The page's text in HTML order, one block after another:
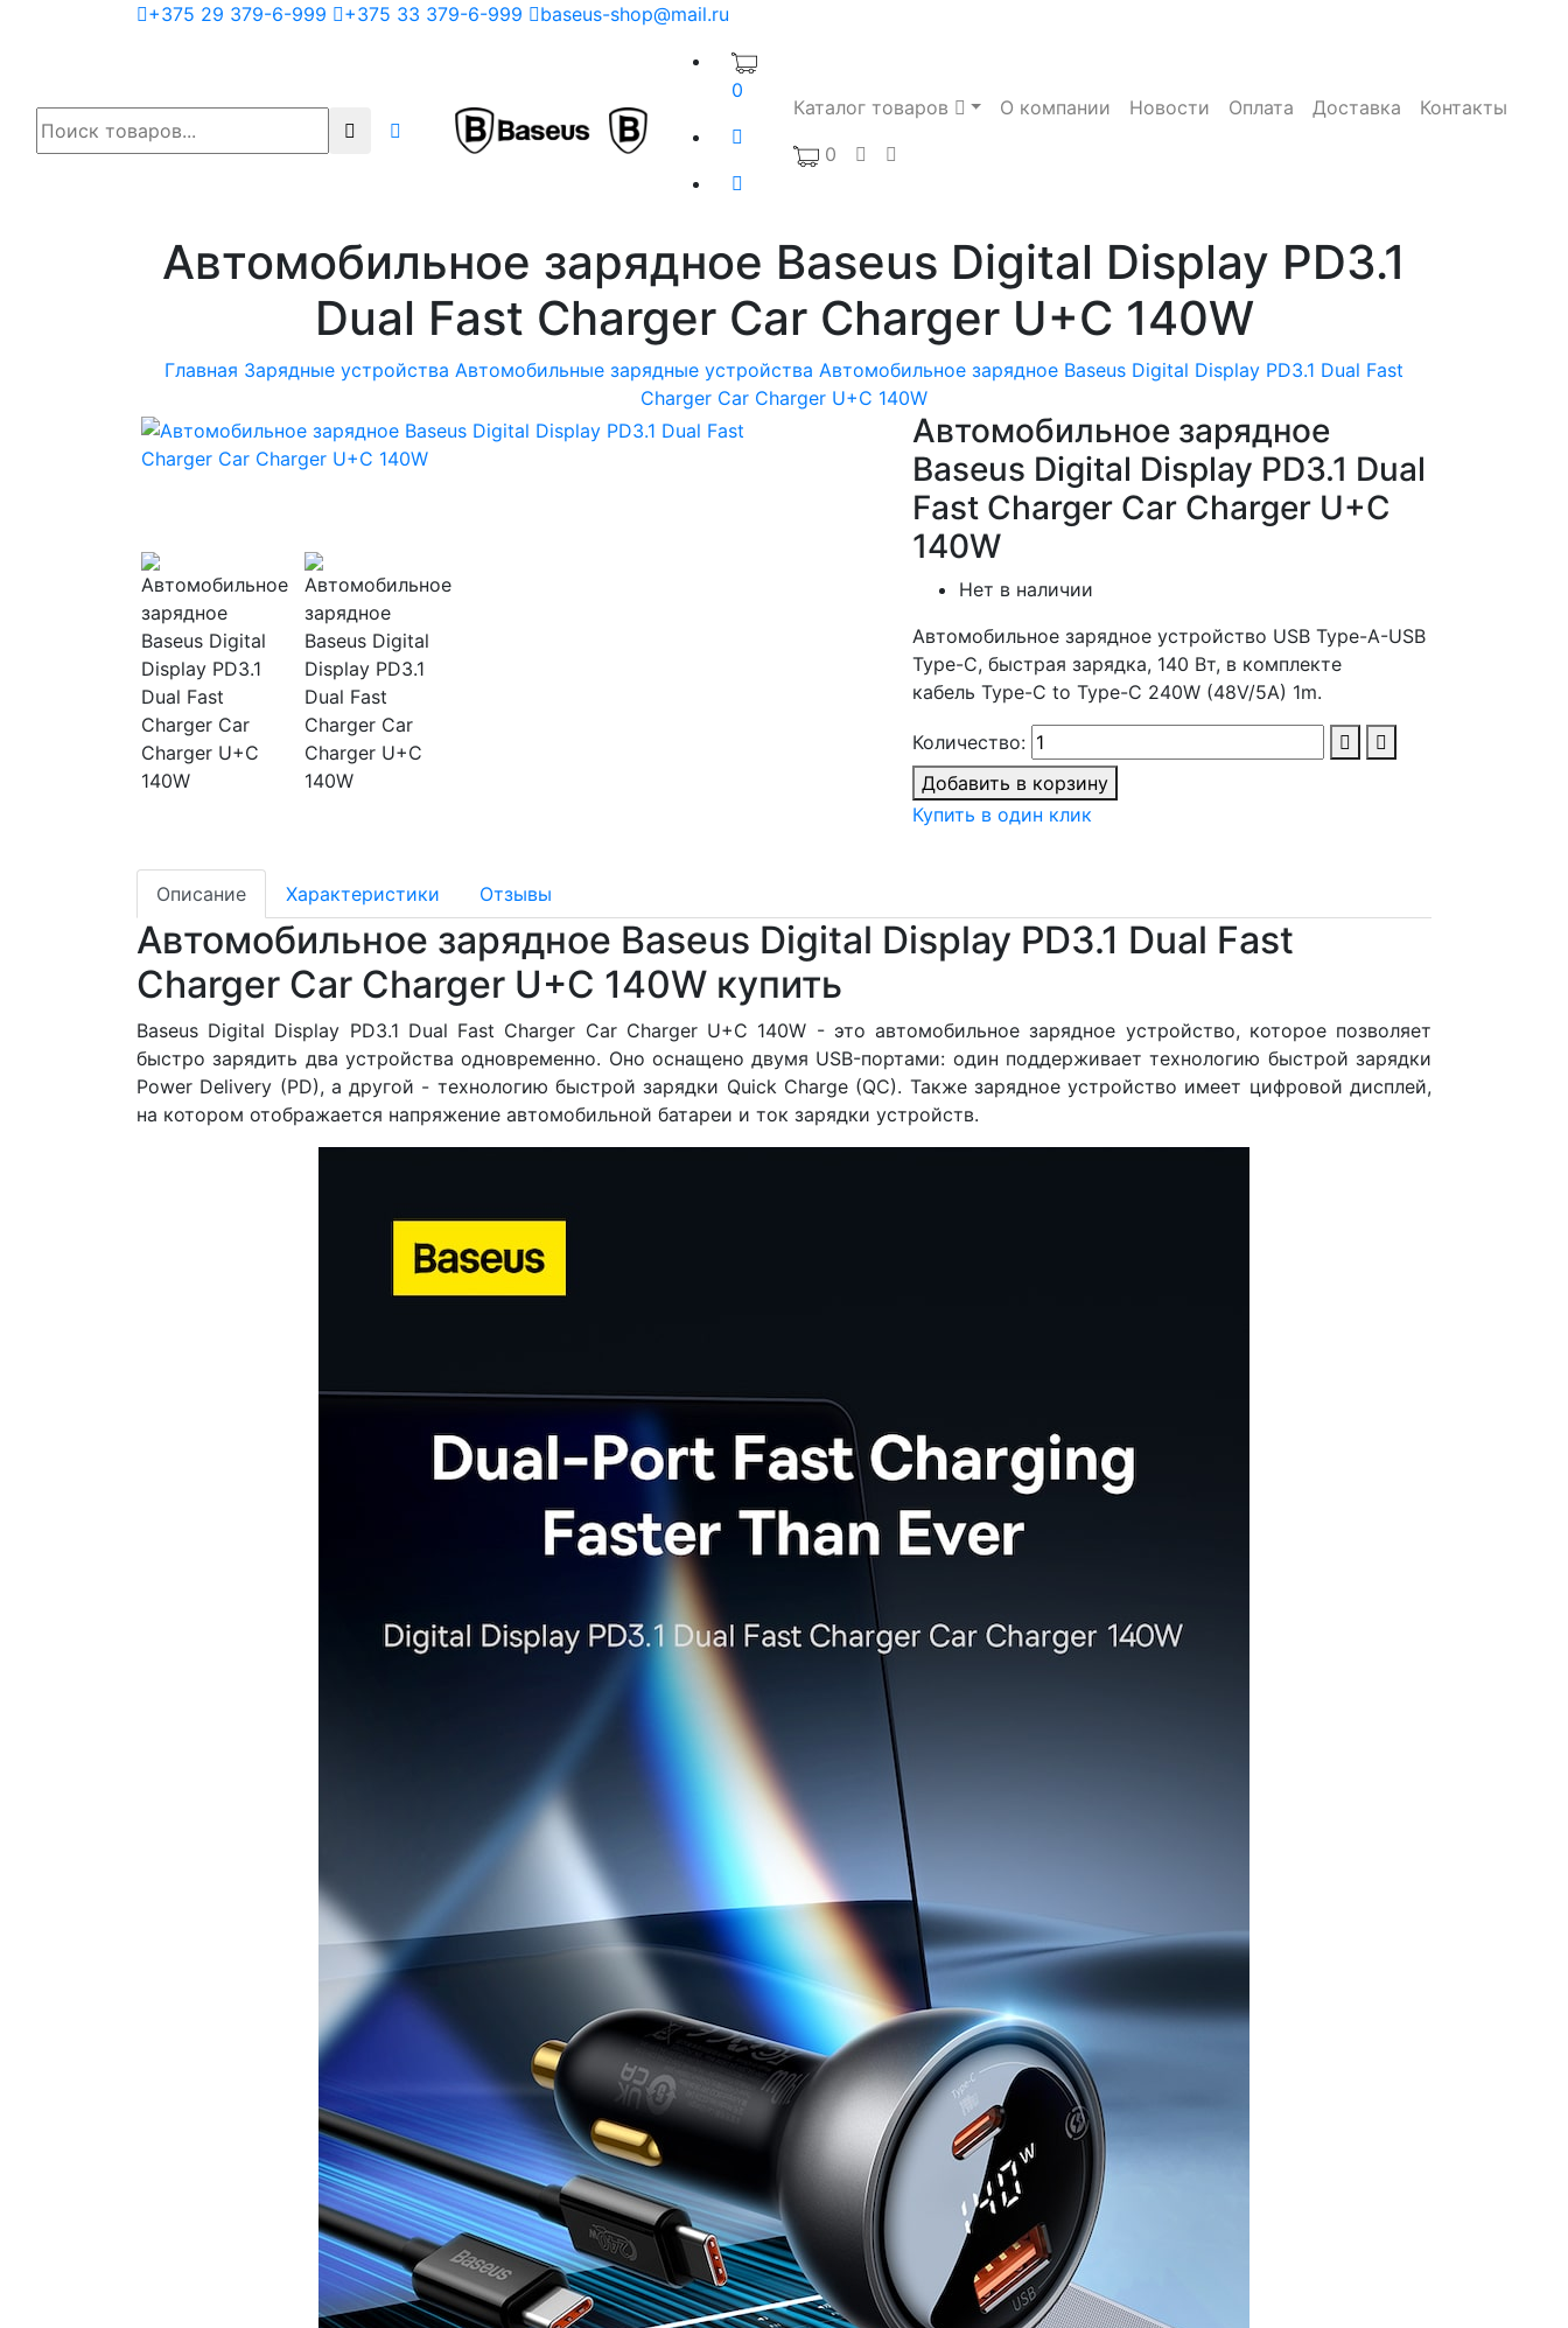
+375 29 379-6-999 +375 33 379-6-999 baseus-shop@mail.ru
0
Каталог товаров О компании Новости Оплата Доставка
Контакты
0
Автомобильное зарядное Baseus Digital Display PD3.1
Dual Fast Charger Car Charger U+C 140W
Главная Зарядные устройства Автомобильные зарядные устройства Автомобильное зарядное Baseus Digital Display PD3.1 Dual Fast
Charger Car Charger U+C 140W
Автомобильное зарядное
Baseus Digital Display PD3.1 Dual
Fast Charger Car Charger U+C
140W
Нет в наличии
Автомобильное зарядное устройство USB Type-А-USB
Type-C, быстрая зарядка, 140 Вт, в комплекте
кабель Type-C to Type-C 240W (48V/5A) 1m.
Количество:
Добавить в корзину
Купить в один клик
Описание Характеристики Отзывы
Автомобильное зарядное Baseus Digital Display PD3.1 Dual Fast
Charger Car Charger U+C 140W купить
Baseus Digital Display PD3.1 Dual Fast Charger Car Charger U+C 140W - это автомобильное зарядное устройство, которое позволяет
быстро зарядить два устройства одновременно. Оно оснащено двумя USB-портами: один поддерживает технологию быстрой зарядки
Power Delivery (PD), а другой - технологию быстрой зарядки Quick Charge (QC). Также зарядное устройство имеет цифровой дисплей,
на котором отображается напряжение автомобильной батареи и ток зарядки устройств.